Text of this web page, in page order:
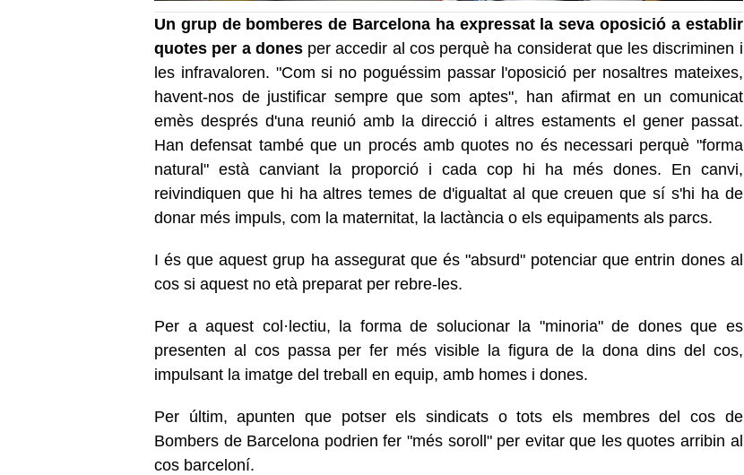
Un grup de bomberes de Barcelona ha expressat la seva oposició a establir
quotes per a donesper accedir al cos perquè ha considerat que les discriminen i
les infravaloren. "Com si no poguéssim passar l'oposició per nosaltres mateixes,
havent-nos de justificar sempre que som aptes", han afirmat en un comunicat
emès després d'una reunió amb la direcció i altres estaments el gener passat.
Han defensat també que un procés amb quotes no és necessari perquè "forma
natural" està canviant la proporció i cada cop hi ha més dones. En canvi,
reivindiquen que hi ha altres temes de d'igualtat al que creuen que sí s'hi ha de
donar més impuls, com la maternitat, la lactància o els equipaments als parcs.
I és que aquest grup ha assegurat que és "absurd" potenciar que entrin dones al
cos si aquest no età preparat per rebre-les.
Per a aquest col·lectiu, la forma de solucionar la "minoria" de dones que es
presenten al cos passa per fer més visible la figura de la dona dins del cos,
impulsant la imatge del treball en equip, amb homes i dones.
Per últim, apunten que potser els sindicats o tots els membres del cos de
Bombers de Barcelona podrien fer "més soroll" per evitar que les quotes arribin al
cos barceloní.